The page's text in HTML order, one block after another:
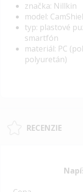
značka: Nillkin
model:
typ: plastové
smartfón
materiál: PC
polyuretán)
RECENZIE